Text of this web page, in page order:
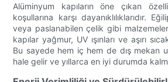
Alüminyum kapıların öne çıkan
koşullarına karşı dayanıklılıklarıdır.
veya paslanabilen çelik gibi
kapılar yağmur, UV ışınları ve aşırı
Bu sayede hem iç hem de dış mekan
hale gelir ve yıllarca en iyi durumda